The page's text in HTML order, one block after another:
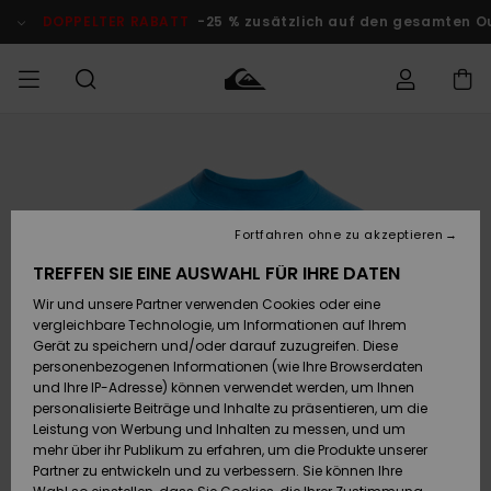
Produktinformation
DOPPELTER RABATT -25 % zusätzlich auf den gesamten
Accessoires
Schuhe&
Flip-Flops
Surf
Snow
JUNGEN
Accessoires
Schuhe&
Flip-Flops
Surf
Snow
FRAUEN
Brandneu
Highlights
Snow
SURF
Männer
Kinder
Highlights
Community
SNOW
Männer
Kinder
Snow Shop
Damen
Highlights
DOPPELTER
RABATT
Herren
KINDER
Outlet
Frauen
zugreifen
Versand
Retouren
Bezahlung
Geschenkkarte
Quiksilver
TREFFEN SIE EINE AUSWAHL FÜR IHRE DATEN
Wir und unsere Partner verwenden Cookies oder eine
vergleichbare Technologie, um Informationen auf Ihrem
Gerät zu speichern und/oder darauf zuzugreifen. Diese
personenbezogenen Informationen (wie Ihre Browserdaten
und Ihre IP-Adresse) können verwendet werden, um Ihnen
personalisierte Beiträge und Inhalte zu präsentieren, um die
Leistung von Werbung und Inhalten zu messen, und um
mehr über ihr Publikum zu erfahren, um die Produkte unserer
Partner zu entwickeln und zu verbessern. Sie können Ihre
Fortfahren ohne zu akzeptieren